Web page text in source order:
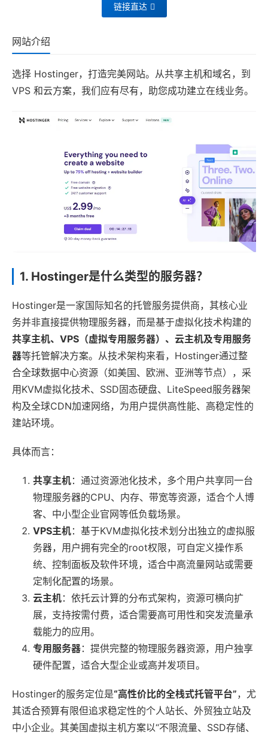
链接直达
网站介绍
选择 Hostinger，打造完美网站。从共享主机和域名，到
VPS 和云方案，我们应有尽有，助您成功建立在线业务。
1. Hostinger是什么类型的服务器？
Hostinger是一家国际知名的托管服务提供商，其核心业
务并非直接提供物理服务器，而是基于虚拟化技术构建的
共享主机、VPS（虚拟专用服务器）、云主机及专用服务
器等托管解决方案。从技术架构来看，Hostinger通过整
合全球数据中心资源（如美国、欧洲、亚洲等节点），采
用KVM虚拟化技术、SSD固态硬盘、LiteSpeed服务器架
构及全球CDN加速网络，为用户提供高性能、高稳定性的
建站环境。
具体而言：
共享主机：通过资源池化技术，多个用户共享同一台
物理服务器的CPU、内存、带宽等资源，适合个人博
客、中小型企业官网等低负载场景。
VPS主机：基于KVM虚拟化技术划分出独立的虚拟服
务器，用户拥有完全的root权限，可自定义操作系
统、控制面板及软件环境，适合中高流量网站或需要
定制化配置的场景。
云主机：依托云计算的分布式架构，资源可横向扩
展，支持按需付费，适合需要高可用性和突发流量承
载能力的应用。
专用服务器：提供完整的物理服务器资源，用户独享
硬件配置，适合大型企业或高并发项目。
Hostinger的服务定位是“高性价比的全栈式托管平台”，尤
其适合预算有限但追求稳定性的个人站长、外贸独立站及
中小企业。其美国虚拟主机方案以“不限流量、SSD存储、